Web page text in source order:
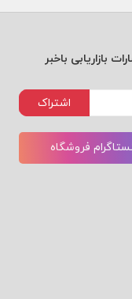
بازاریابی باخبر
اشتراک
فروشگاه